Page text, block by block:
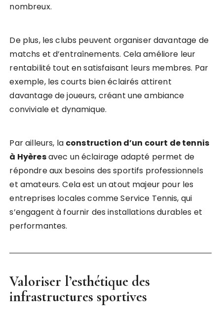
nombreux.
De plus, les clubs peuvent organiser davantage de
matchs et d’entraînements. Cela améliore leur
rentabilité tout en satisfaisant leurs membres. Par
exemple, les courts bien éclairés attirent
davantage de joueurs, créant une ambiance
conviviale et dynamique.
Par ailleurs, la construction d’un court de tennis
à Hyèresavec un éclairage adapté permet de
répondre aux besoins des sportifs professionnels
et amateurs. Cela est un atout majeur pour les
entreprises locales comme Service Tennis, qui
s’engagent à fournir des installations durables et
performantes.
Valoriser l’esthétique des
infrastructures sportives